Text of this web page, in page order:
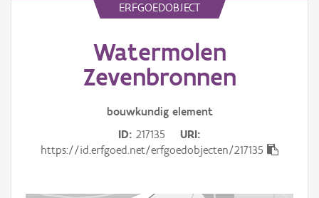
Aanduidingsobject
ERFGOEDOBJECT
Watermolen
Zevenbronnen
bouwkundig element
ID 217135
URI
https://id.erfgoed.net/erfgoedobjecten/217135